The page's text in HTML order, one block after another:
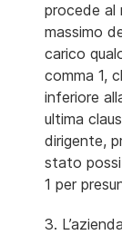
procede al
massimo
carico
comma 1,
inferiore
ultima
dirigente,
stato
1 per
3.